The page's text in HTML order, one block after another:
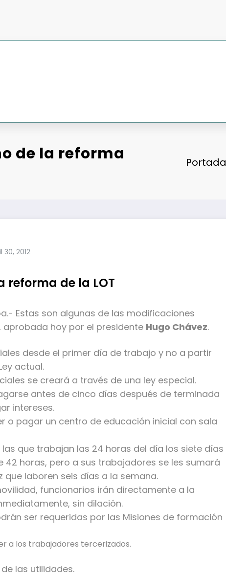
de la reforma
Portada
30, 2012
reforma de la LOT
Estas son algunas de las modificaciones
aprobada hoy por el presidente Hugo Chávez.
desde el primer día de trabajo y no a partir
actual.
se creará a través de una ley especial.
antes de cinco días después de terminada
intereses.
o pagar un centro de educación inicial con sala
que trabajan las 24 horas del día los siete días
horas, pero a sus trabajadores se les sumará
laboren seis días a la semana.
funcionarios irán directamente a la
sin dilación.
ser requeridas por las Misiones de formación
a los trabajadores tercerizados.
las utilidades.